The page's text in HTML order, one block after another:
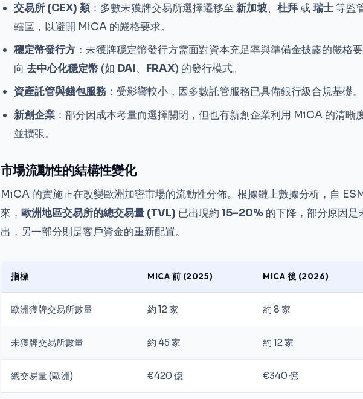
交易所 (CEX) 類：多數未獲牌交易所選擇遷移至新加坡、杜拜或瑞士等監
轄區，以避開 MiCA 的嚴格要求。
穩定幣發行方 ：未獲牌穩定幣發行方需面對資本充足率與準備金披露的嚴格
向去中心化穩定幣 (如 DAI、 FRAX) 的發行模式。
資產託管與錢包服務 ：受影響較小，因多數託管服務已具備銀行級合規基礎。
新創企業 ：部分因成本考量而選擇關閉，但也有新創企業利用 MiCA 的清晰
並擴張。
市場流動性的結構性變化
MiCA 的實施正在改變歐洲加密市場的流動性分佈。根據鏈上數據分析，自
來， 歐洲地區交易所的總交易量 (TVL) 已出現約 15–20% 的下降，部分原因是
出，另一部分則是客戶資金的重新配置。
指標 MICA 前 (2025) MICA 後 (2026)
歐洲獲牌交易所數量 約 12 家 約 8 家
未獲牌交易所數量 約 45 家 約 12 家
總交易量 (歐洲) €420 億 €340 億